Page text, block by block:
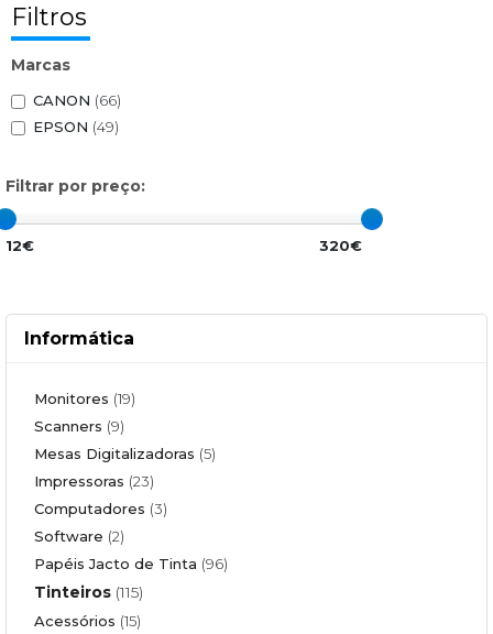
Filtros
Marcas
CANON (66)
EPSON (49)
Filtrar por preço:
12€ 320€
Informática
Monitores (19)
Scanners (9)
Mesas Digitalizadoras (5)
Impressoras (23)
Computadores (3)
Software (2)
Papéis Jacto de Tinta (96)
Tinteiros (115)
Acessórios (15)